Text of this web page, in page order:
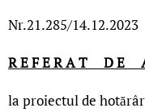
Nr.21.285/14.12.2023
R E F E R A T D E A
la proiectul de